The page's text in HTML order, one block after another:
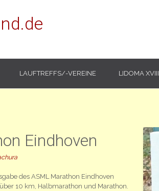
LAUFTREFFS/-VEREINE LIDOMA XVIII
Eindhoven
des ASML Marathon Eindhoven
10 km, Halbmarathon und Marathon.